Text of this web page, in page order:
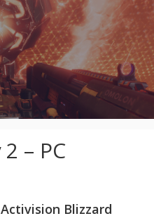
– PC
Activision Blizzard